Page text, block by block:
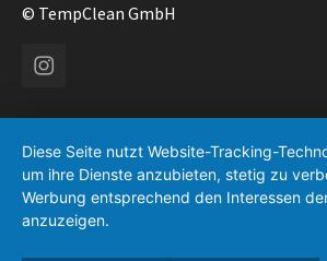
© TempClean GmbH
Instagram
Diese Seite nutzt Website-Tracking-
um ihre Dienste anzubieten, stetig zu
Werbung entsprechend den Interessen
anzuzeigen.